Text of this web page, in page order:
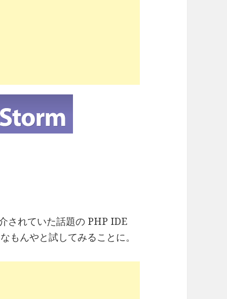
されていた話題の PHP IDE
んやと試してみることに。